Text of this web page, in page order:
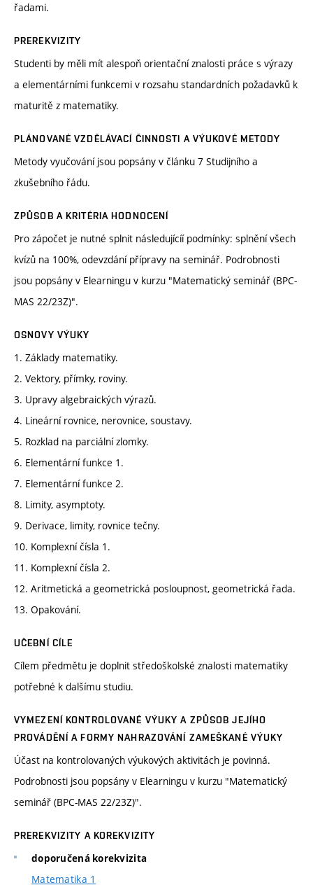
řadami.
PREREKVIZITY
Studenti by měli mít alespoň orientační znalosti práce s výrazy
a elementárními funkcemi v rozsahu standardních požadavků k
maturitě z matematiky.
PLÁNOVANÉ VZDĚLÁVACÍ ČINNOSTI A VÝUKOVÉ METODY
Metody vyučování jsou popsány v článku 7 Studijního a
zkušebního řádu.
ZPŮSOB A KRITÉRIA HODNOCENÍ
Pro zápočet je nutné splnit následujícíí podmínky: splnění všech
kvízů na 100%, odevzdání přípravy na seminář. Podrobnosti
jsou popsány v Elearningu v kurzu "Matematický seminář (BPC-
MAS 22/23Z)".
OSNOVY VÝUKY
1. Základy matematiky.
2. Vektory, přímky, roviny.
3. Upravy algebraických výrazů.
4. Lineární rovnice, nerovnice, soustavy.
5. Rozklad na parciální zlomky.
6. Elementární funkce 1.
7. Elementární funkce 2.
8. Limity, asymptoty.
9. Derivace, limity, rovnice tečny.
10. Komplexní čísla 1.
11. Komplexní čísla 2.
12. Aritmetická a geometrická posloupnost, geometrická řada.
13. Opakování.
UČEBNÍ CÍLE
Cílem předmětu je doplnit středoškolské znalosti matematiky
potřebné k dalšímu studiu.
VYMEZENÍ KONTROLOVANÉ VÝUKY A ZPŮSOB JEJÍHO
PROVÁDĚNÍ A FORMY NAHRAZOVÁNÍ ZAMEŠKANÉ VÝUKY
Účast na kontrolovaných výukových aktivitách je povinná.
Podrobnosti jsou popsány v Elearningu v kurzu "Matematický
seminář (BPC-MAS 22/23Z)".
PREREKVIZITY A KOREKVIZITY
doporučená korekvizita
Matematika 1